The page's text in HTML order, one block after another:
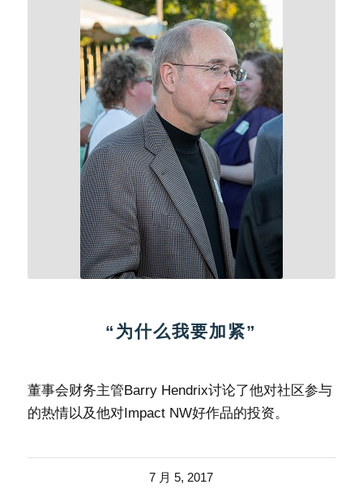
“为什么我要加紧”
董事会财务主管Barry Hendrix讨论了他对社区参与
的热情以及他对Impact NW好作品的投资。
7 月 5, 2017